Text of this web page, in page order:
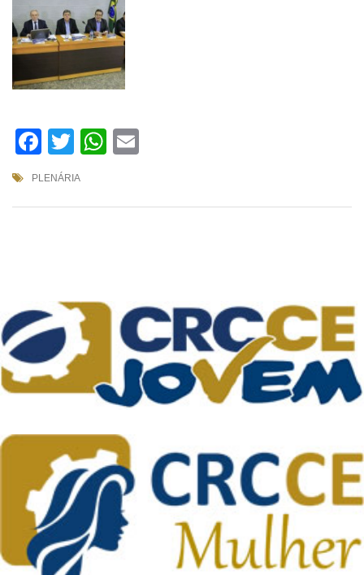
Facebook
TwitterWhatsApp
PLENÁRIA